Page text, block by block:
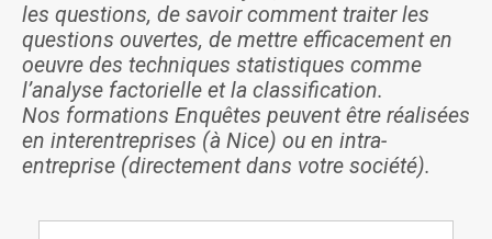
les questions, de savoir comment traiter les
questions ouvertes, de mettre efficacement en
oeuvre des techniques statistiques comme
l’analyse factorielle et la classification.
Nos formations Enquêtes peuvent être réalisées
en interentreprises (à Nice) ou en intra-
entreprise (directement dans votre société).